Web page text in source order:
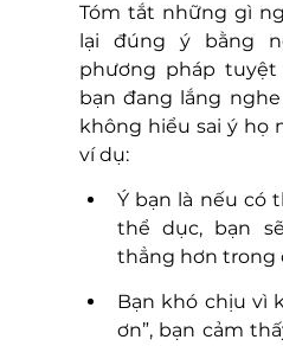
Tóm tắt những gì
lại đúng ý bằng
phương pháp
bạn đang lắng
không hiểu sai ý họ
ví dụ:
Ý bạn là nếu có
thể dục, bạn
thẳng hơn trong
Bạn khó chịu vì
ơn”, bạn cảm